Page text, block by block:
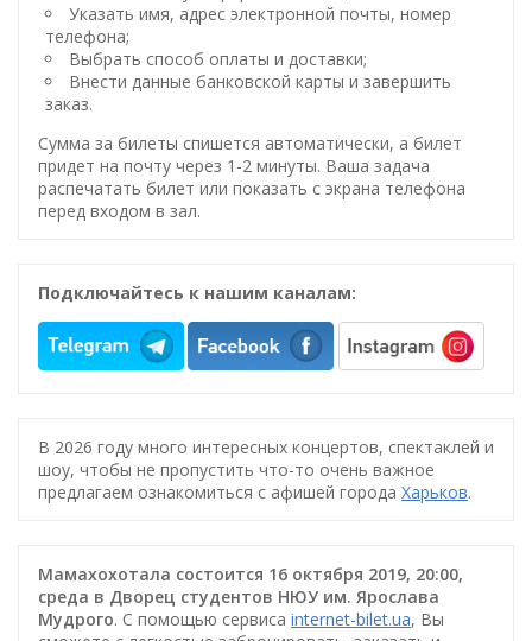
Указать имя, адрес электронной почты, номер
телефона;
Выбрать способ оплаты и доставки;
Внести данные банковской карты и завершить
заказ.
Сумма за билеты спишется автоматически, а билет
придет на почту через 1-2 минуты. Ваша задача
распечатать билет или показать с экрана телефона
перед входом в зал.
Подключайтесь к нашим каналам:
В 2026 году много интересных концертов, спектаклей и
шоу, чтобы не пропустить что-то очень важное
предлагаем ознакомиться с афишей города Харьков.
Мамахохотала состоится 16 октября 2019, 20:00,
среда в Дворец студентов НЮУ им. Ярослава
Мудрого. С помощью сервиса internet-bilet.ua, Вы